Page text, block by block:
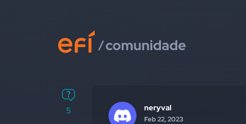
5 neryval
Feb 22, 2023